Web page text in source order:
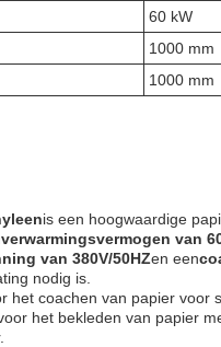
60 kW
1000 mm
1000 mm
is een hoogwaardige
verwarmingsvermogen van
van 380V/50HZen een
nodig is.
het coachen van papier voor
het bekleden van papier